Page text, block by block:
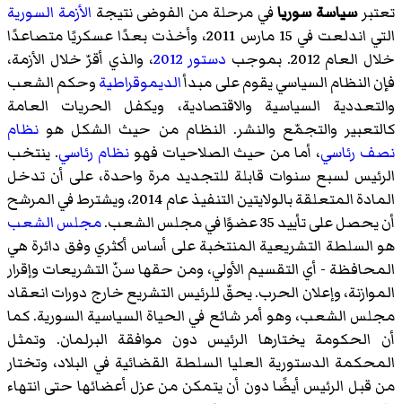
تعتبرسياسة سوريافي مرحلة من الفوضى نتيجة الأزمة السورية
التي اندلعت في 15 مارس 2011، وأخذت بعدًا عسكريًا متصاعدًا
خلال العام 2012. بموجب
دستور 2012
، والذي أقرّ خلال الأزمة،
فإن النظام السياسي يقوم على مبدأالديموقراطيةوحكم الشعب
والتعددية السياسية والاقتصادية، ويكفل الحريات العامة
كالتعبير والتجمّع والنشر. النظام من حيث الشكل هو نظام
نصف رئاسي، أما من حيث الصلاحيات فهونظام رئاسي. ينتخب
الرئيس لسبع سنوات قابلة للتجديد مرة واحدة، على أن تدخل
المادة المتعلقة بالولايتين التنفيذ عام 2014، ويشترط في المرشح
أن يحصل على تأييد 35 عضوًا في مجلس الشعب.
مجلس الشعب
هو السلطة التشريعية المنتخبة على أساس أكثري وفق دائرة هي
المحافظة - أي التقسيم الأولي، ومن حقها سنّ التشريعات وإقرار
الموازنة، وإعلان الحرب. يحقّ للرئيس التشريع خارج دورات انعقاد
مجلس الشعب، وهو أمر شائع في الحياة السياسية السورية. كما
أن الحكومة يختارها الرئيس دون موافقة البرلمان. وتمثل
المحكمة الدستورية العليا السلطة القضائية في البلاد، وتختار
من قبل الرئيس أيضًا دون أن يتمكن من عزل أعضائها حتى انتهاء